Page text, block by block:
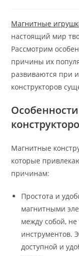
Магнитные
настоящий мир
Рассмотрим
причины их
развиваются при
конструкторов
Магнитные
которые
причинам:
Простота и
магнитными
между собой,
инструментов.
доступной и